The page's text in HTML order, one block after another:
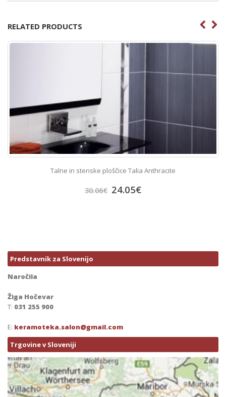
RELATED PRODUCTS
Talne in stenske ploščice Talia Anthracite
30.06€ 24.05€
Predstavnik za Slovenijo
Naročila
Žiga Hočevar
T: 031 255 900
E: keramoteka.salon@gmail.com
Trgovine v Sloveniji